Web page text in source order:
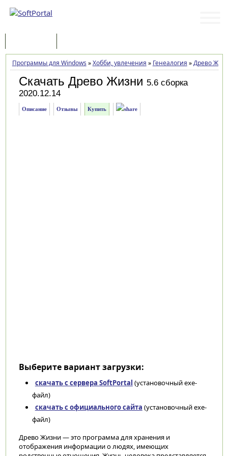
Программы для Windows »Хобби, увлечения » Генеалогия »Древо
Скачать Древо Жизни 5.6 сборка
2020.12.14
Описание Отзывы Купить
Выберите вариант загрузки:
скачать с сервера SoftPortal (установочный exe-
файл)
скачать с официального сайта (установочный exe-
файл)
Древо Жизни — это программа для хранения и
отображения информации о людях, имеющих